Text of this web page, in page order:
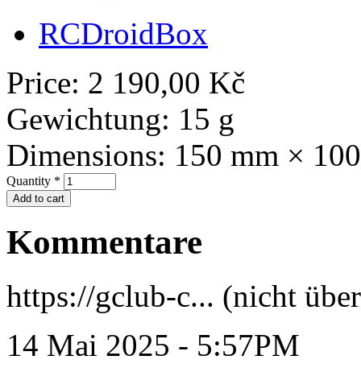
RCDroidBox
Price: 2 190,00 Kč
Gewichtung: 15 g
Dimensions: 150 mm ×
Quantity *
Kommentare
https://gclub-c... (nicht
14 Mai 2025 - 5:57PM